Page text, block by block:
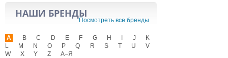
НАШИ БРЕНДЫ
Посмотреть все бренды
A B C D E F G H J
K
L
M N O P Q R S T U
V
W
X Y Z А–Я